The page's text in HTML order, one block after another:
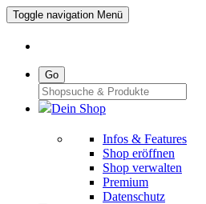
Toggle navigation Menü
Go
Dein Shop
Infos & Features
Shop eröffnen
Shop verwalten
Premium
Datenschutz